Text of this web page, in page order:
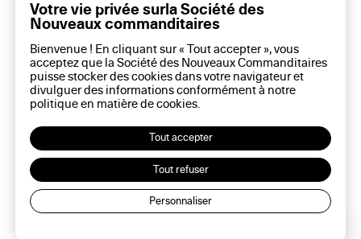
16 rue Rambuteau, 75003 Paris
Plan du site
Aide sur ce site
Gestion des cookies
Politique des cookies
Politique de confidentialité
Mentions légales
Votre vie privée surla Société des
Nouveaux commanditaires
Bienvenue ! En cliquant sur « Tout accepter », vous
acceptez que la Société des Nouveaux Commanditaires
puisse stocker des cookies dans votre navigateur et
divulguer des informations conformément à notre
politique en matière decookies.
Tout accepter
Tout refuser
Personnaliser